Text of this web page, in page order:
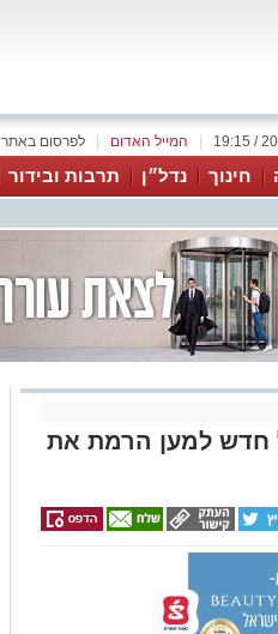
לפרסום באתר המייל האדום
חינוך נדל״ן תרבות ובידור
חדש למען הרמת את